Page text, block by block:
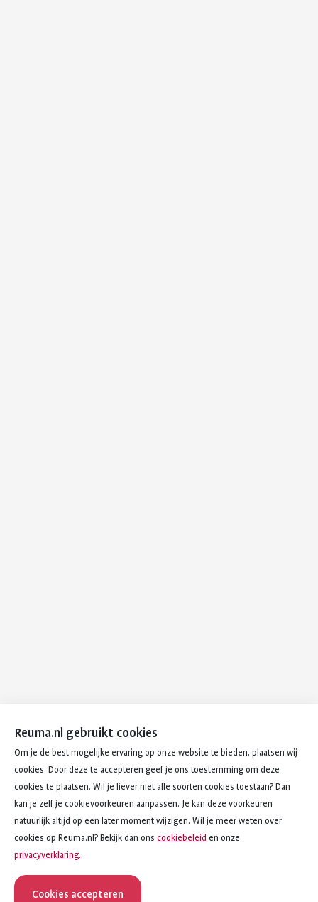
Reuma.nl gebruikt cookies
Om je de best mogelijke ervaring op onze website te bieden, plaatsen wij
cookies. Door deze te accepteren geef je ons toestemming om deze
cookies te plaatsen. Wil je liever niet alle soorten cookies toestaan? Dan
kan je zelf je cookievoorkeuren aanpassen. Je kan deze voorkeuren
natuurlijk altijd op een later moment wijzigen. Wil je meer weten over
cookies op Reuma.nl? Bekijk dan ons cookiebeleid en onze
privacyverklaring.
Cookies accepteren